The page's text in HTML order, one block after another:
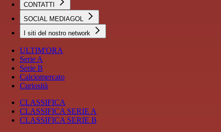
CONTATTI
SOCIAL MEDIAGOL
I siti del nostro network
ULTIM'ORA
Serie A
Serie B
Calciomercato
Curiosità
CLASSIFICA
CLASSIFICA SERIE A
CLASSIFICA SERIE B